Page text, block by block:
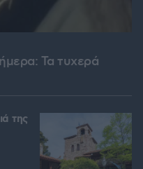
Τα τυχερά
της